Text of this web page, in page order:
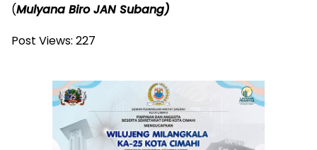
(Mulyana Biro JAN Subang)
Post Views: 227